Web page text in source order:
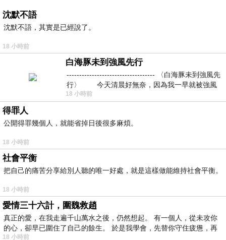
沈默不語
沈默不語，其實是已經說了。
18 小時前
白海豚未到強風先行
----------------------------------- 〈白海豚未到強風先
行〉 今天清晨好無奈，因為我一早就被強風
18 小時前
得罪人
公開得罪幾個人，就能省掉日後很多麻煩。
18 小時前
社會平衡
把自己的痛苦分享給別人聽的唯一好處，就是這樣做能維持社會平衡。
18 小時前
愛情三十六計，圍魏救趙
真正的愛，在我走遍千山萬水之後，仍然想起。 有一個人，從未攻你
的心，卻早已圍住了自己的餘生。 於是我學會，先替你守住疲憊，再
18 小時前